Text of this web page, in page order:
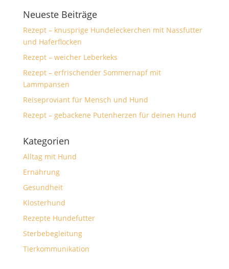
Neueste Beiträge
Rezept – knusprige Hundeleckerchen mit Nassfutter
und Haferflocken
Rezept – weicher Leberkeks
Rezept – erfrischender Sommernapf mit
Lammpansen
Reiseproviant für Mensch und Hund
Rezept – gebackene Putenherzen für deinen Hund
Kategorien
Alltag mit Hund
Ernährung
Gesundheit
Klosterhund
Rezepte Hundefutter
Sterbebegleitung
Tierkommunikation